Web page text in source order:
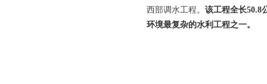
西部调水工程。 该工程全长50.8
环境最复杂的水利工程之一。